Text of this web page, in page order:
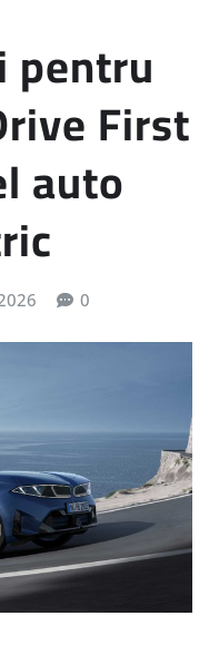
pentru
First
auto
0